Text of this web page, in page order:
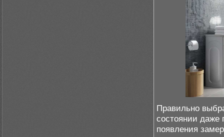
Правильно
состоянии даже
появления